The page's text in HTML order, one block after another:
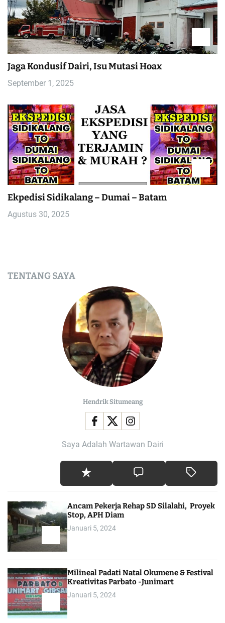
Jaga Kondusif Dairi, Isu Mutasi Hoax
September 1, 2025
Ekpedisi Sidikalang – Dumai – Batam
Agustus 30, 2025
TENTANG SAYA
Hendrik Situmeang
Saya Adalah Wartawan Dairi
Ancam Pekerja Rehap SD Silalahi, Proyek
Stop, APH Diam
Januari 5, 2024
Milineal Padati Natal Okumene & Festival
Kreativitas Parbato -Junimart
Januari 5, 2024